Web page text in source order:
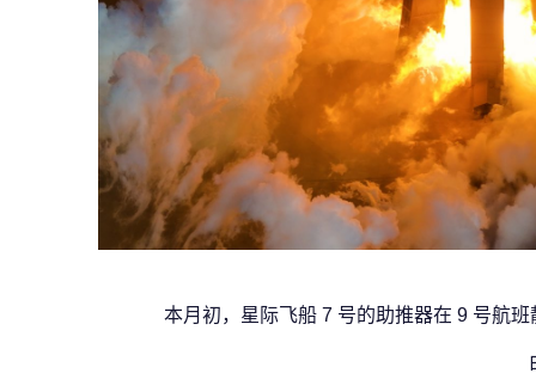
本月初，星际飞船 7 号的助推器在 9 号航